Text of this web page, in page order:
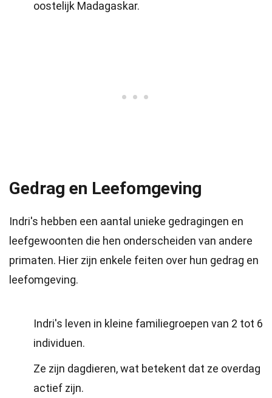
oostelijk Madagaskar.
Gedrag en Leefomgeving
Indri's hebben een aantal unieke gedragingen en
leefgewoonten die hen onderscheiden van andere
primaten. Hier zijn enkele feiten over hun gedrag en
leefomgeving.
Indri's leven in kleine familiegroepen van 2 tot 6
individuen.
Ze zijn dagdieren, wat betekent dat ze overdag
actief zijn.